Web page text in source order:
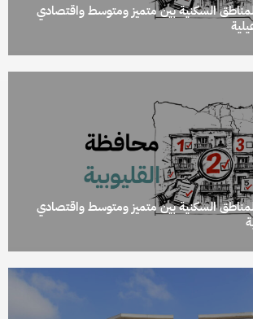
السكنية بين متميز ومتوسط واقتصادي
السكنية بين متميز ومتوسط واقتصادي